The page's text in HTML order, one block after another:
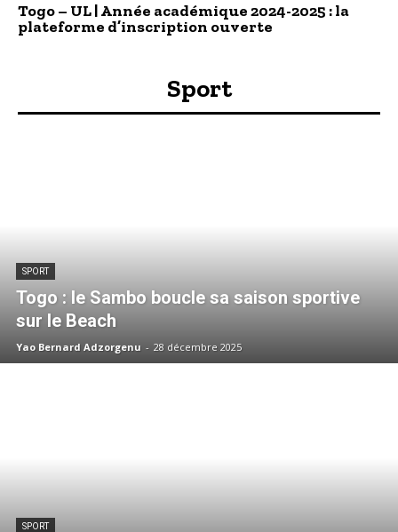
Togo – UL | Année académique 2024-2025 : la
plateforme d’inscription ouverte
Sport
SPORT
Togo : le Sambo boucle sa saison sportive
sur le Beach
Yao Bernard Adzorgenu - 28 décembre 2025
SPORT